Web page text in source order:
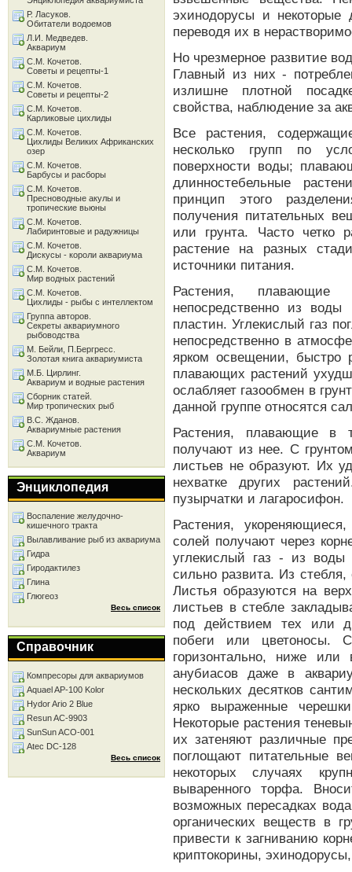
эхинодорусы и
переводя их в
Но чрезмерное развитие
Главный из них -
излишне плотной
свойства, наблюдение за
Все растения,
несколько групп по
поверхности воды;
длинностебельные
принцип этого
получения питательных
или грунта. Часто четко
растение на разных
источники питания.
Растения, плавающие
непосредственно из
пластин. Углекислый газ
непосредственно в
ярком освещении, быстро
плавающих растений
ослабляет газообмен в
данной группе относятся
Растения, плавающие в
получают из нее. С
листьев не образуют. Их
нехватке других
пузырчатки и лагаросифон.
Растения,
солей получают через
углекислый газ - из
сильно развита. Из
Листья образуются на
листьев в стебле
под действием тех или
побеги или цветоносы.
горизонтально, ниже
анубиасов даже в
нескольких десятков
ярко выраженные
Некоторые растения
их затеняют различные
поглощают питательные
некоторых случаях
вываренного торфа.
возможных пересадках
органических веществ в
привести к загниванию
криптокорины,
Р. Ласуков.
Обитатели водоемов
Л.И. Медведев.
Аквариум
С.М. Кочетов.
Советы и рецепты-1
С.М. Кочетов.
Советы и рецепты-2
С.М. Кочетов.
Карликовые цихлиды
С.М. Кочетов.
Цихлиды Великих Африканских
озер
С.М. Кочетов.
Барбусы и расборы
С.М. Кочетов.
Пресноводные акулы и
тропические вьюны
С.М. Кочетов.
Лабиринтовые и радужницы
С.М. Кочетов.
Дискусы - короли аквариума
С.М. Кочетов.
Мир водных растений
С.М. Кочетов.
Цихлиды - рыбы с интеллектом
Группа авторов.
Секреты аквариумного
рыбоводства
М. Бейли, П.Бергресс.
Золотая книга аквариумиста
М.Б. Цирлинг.
Аквариум и водные растения
Сборник статей.
Мир тропических рыб
В.С. Жданов.
Аквариумные растения
С.М. Кочетов.
Аквариум
Энциклопедия
Воспаление желудочно-
кишечного тракта
Вылавливание рыб из аквариума
Гидра
Гиродактилез
Глина
Глюгеоз
Весь список
Справочник
Компресоры для аквариумов
Aquael AP-100 Kolor
Hydor Ario 2 Blue
Resun AC-9903
SunSun ACO-001
Atec DC-128
Весь список